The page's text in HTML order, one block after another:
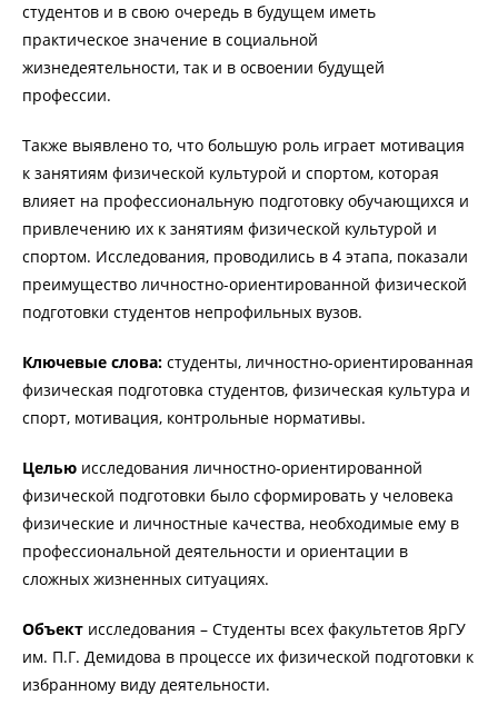
студентов и в свою очередь в будущем иметь
практическое значение в социальной
жизнедеятельности, так и в освоении будущей
профессии.
Также выявлено то, что большую роль играет мотивация
к занятиям физической культурой и спортом, которая
влияет на профессиональную подготовку обучающихся и
привлечению их к занятиям физической культурой и
спортом. Исследования, проводились в 4 этапа, показали
преимущество личностно-ориентированной физической
подготовки студентов непрофильных вузов.
Ключевые слова: студенты, личностно-ориентированная
физическая подготовка студентов, физическая культура и
спорт, мотивация, контрольные нормативы.
Целью исследования личностно-ориентированной
физической подготовки было сформировать у человека
физические и личностные качества, необходимые ему в
профессиональной деятельности и ориентации в
сложных жизненных ситуациях.
Объект исследования – Студенты всех факультетов ЯрГУ
им. П.Г. Демидова в процессе их физической подготовки к
избранному виду деятельности.